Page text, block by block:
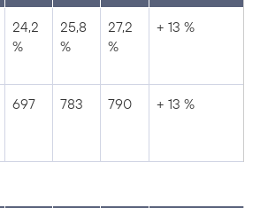
24,2
%
25,8
%
27,2
%
+ 13 %
697 783 790 + 13 %